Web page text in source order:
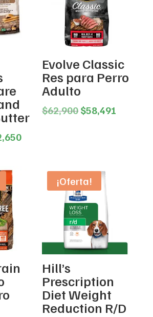
Current
Evolve Classic
Res para Perro
Adulto
$62,900 Original
$58,491
¡Oferta!
Hill’s
Prescription
Diet Weight
Reduction R/D